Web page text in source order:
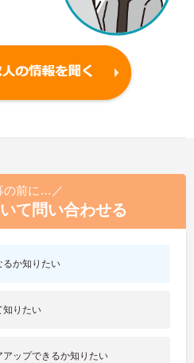
の前に…／
て問い合わせる
るか知りたい
知りたい
ップできるか知りたい